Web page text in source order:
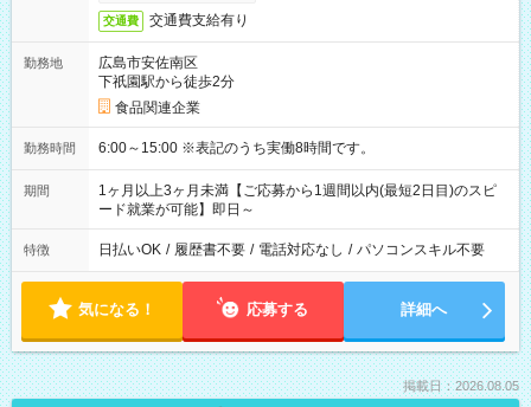
交通費 交通費支給有り
勤務地
広島市安佐南区
下祇園駅から徒歩2分
食品関連企業
勤務時間 6:00～15:00 ※表記のうち実働8時間です。
期間
1ヶ月以上3ヶ月未満【ご応募から1週間以内(最短2日目)のスピ
ード就業が可能】即日～
特徴 日払いOK / 履歴書不要 / 電話対応なし / パソコンスキル不要
気になる！ 応募する 詳細へ
掲載日：2026.08.05